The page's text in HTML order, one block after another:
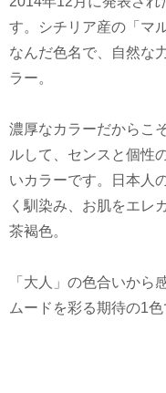
す。シチリア産の「マ
なんだ色名で、自然な
ラー。
濃厚なカラーだからこ
ルして、センスと個性
いカラーです。日本人
く馴染み、お肌をエレ
茶褐色。
「大人」の色合いから
ムードを彩る期待の1色